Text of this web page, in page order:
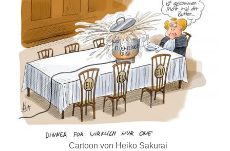
Cartoon von Heiko Sakurai